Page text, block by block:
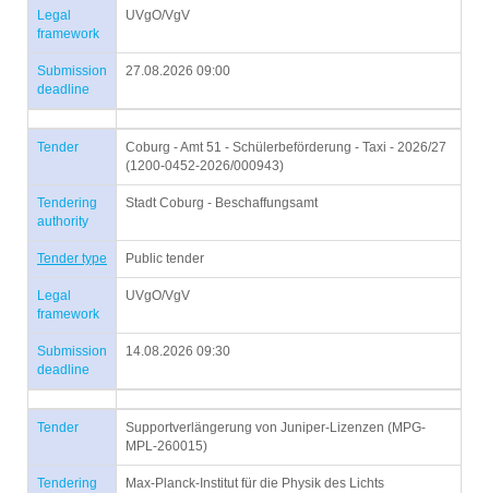
Legal
framework
UVgO/VgV
Submission
deadline
27.08.2026 09:00
Tender
Coburg - Amt 51 - Schülerbeförderung - Taxi - 2026/27
(1200-0452-2026/000943)
Tendering
authority
Stadt Coburg - Beschaffungsamt
Tender type Public tender
Legal
framework
UVgO/VgV
Submission
deadline
14.08.2026 09:30
Tender
Supportverlängerung von Juniper-Lizenzen (MPG-
MPL-260015)
Tendering
Max-Planck-Institut für die Physik des Lichts